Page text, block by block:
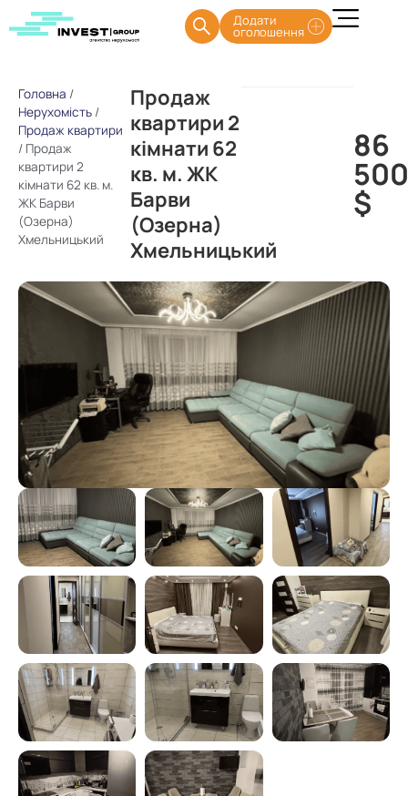
Додати
оголошення
Головна /
Нерухомість /
Продаж квартири
/ Продаж
квартири 2
кімнати 62 кв. м.
ЖК Барви
(Озерна)
Хмельницький
Продаж
квартири 2
кімнати 62
кв. м. ЖК
Барви
(Озерна)
Хмельницький
86
$